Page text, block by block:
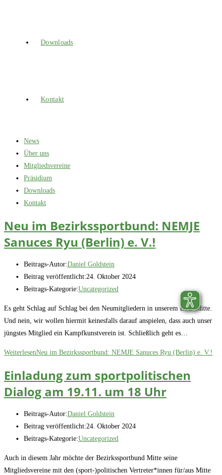
Downloads
Kontakt
News
Über uns
Mitgliedsvereine
Präsidium
Downloads
Kontakt
Neu im Bezirkssportbund: NEMJE
Sanuces Ryu (Berlin) e. V.!
Beitrags-Autor:Daniel Goldstein
Beitrag veröffentlicht:24. Oktober 2024
Beitrags-Kategorie:Uncategorized
Es geht Schlag auf Schlag bei den Neumitgliedern in unserem BSB-Mitte.
Und nein, wir wollen hiermit keinesfalls darauf anspielen, dass auch unser
jüngstes Mitglied ein Kampfkunstverein ist. Schließlich geht es…
WeiterlesenNeu im Bezirkssportbund: NEMJE Sanuces Ryu (Berlin) e. V.!
Einladung zum sportpolitischen
Dialog am 19.11. um 18 Uhr
Beitrags-Autor:Daniel Goldstein
Beitrag veröffentlicht:24. Oktober 2024
Beitrags-Kategorie:Uncategorized
Auch in diesem Jahr möchte der Bezirkssportbund Mitte seine
Mitgliedsvereine mit den (sport-)politischen Vertreter*innen für/aus Mitte